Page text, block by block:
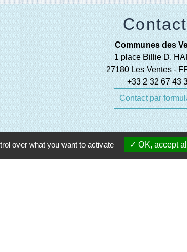
Communes des
1 place Billie D.
27180 Les Ventes -
+33 2 32 67 43
Contact par
over what you want to activate OK, accept all